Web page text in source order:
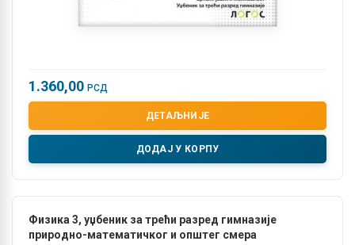
1.360,00 РСД
ДЕТАЉНИЈЕ
ДОДАЈ У КОРПУ
Физика 3, уџбеник за трећи разред гимназије
природно-математичког и општег смера